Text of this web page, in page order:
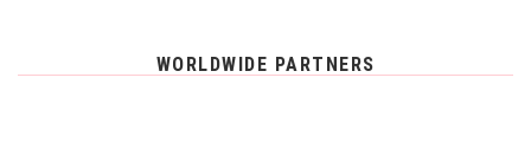
WORLDWIDE PARTNERS